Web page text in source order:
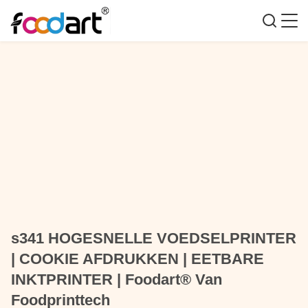
s341 HOGESNELLE VOEDSELPRINTER
| COOKIE AFDRUKKEN | EETBARE
INKTPRINTER | Foodart® Van
Foodprinttech